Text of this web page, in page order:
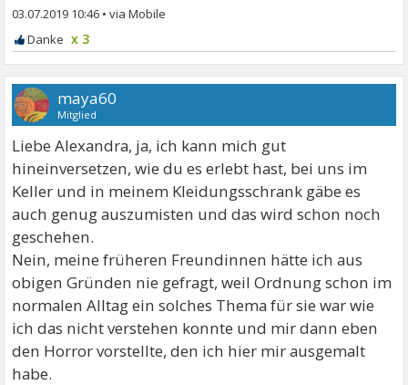
03.07.2019 10:46 •
x 3
maya60
Mitglied
Liebe Alexandra, ja, ich kann mich gut
hineinversetzen, wie du es erlebt hast, bei uns im
Keller und in meinem Kleidungsschrank gäbe es
auch genug auszumisten und das wird schon noch
geschehen.
Nein, meine früheren Freundinnen hätte ich aus
obigen Gründen nie gefragt, weil Ordnung schon im
normalen Alltag ein solches Thema für sie war wie
ich das nicht verstehen konnte und mir dann eben
den Horror vorstellte, den ich hier mir ausgemalt
habe.